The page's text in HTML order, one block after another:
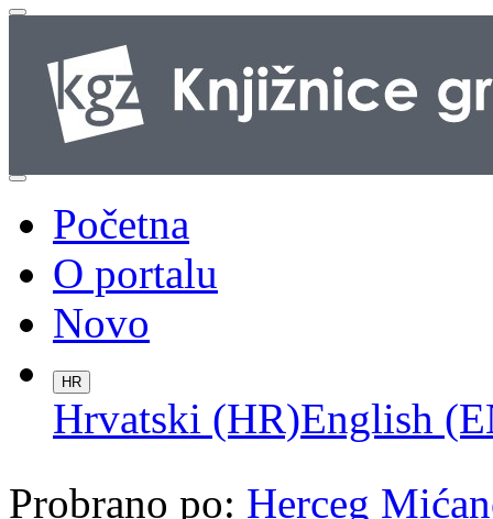
Početna
O portalu
Novo
HR
Hrvatski (HR)English
Probrano po: Herceg